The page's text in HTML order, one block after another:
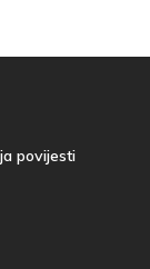
povijesti